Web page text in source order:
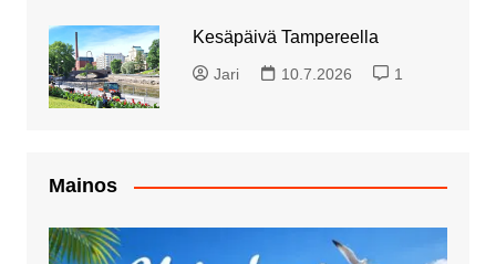
Kesäpäivä Tampereella
Jari 10.7.2026 1
Mainos